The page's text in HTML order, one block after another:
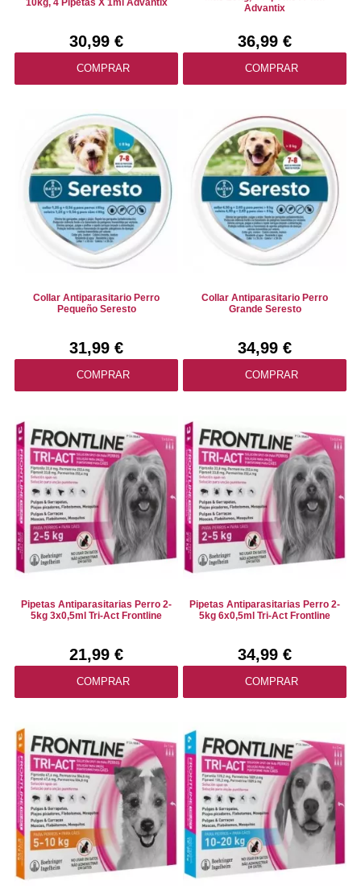
10kg, 4 Pipetas X 1ml Advantix
30,99 €
COMPRAR
Advantix
36,99 €
COMPRAR
Collar Antiparasitario Perro
Pequeño Seresto
31,99 €
COMPRAR
Collar Antiparasitario Perro
Grande Seresto
34,99 €
COMPRAR
Pipetas Antiparasitarias Perro 2-
5kg 3x0,5ml Tri-Act Frontline
21,99 €
COMPRAR
Pipetas Antiparasitarias Perro 2-
5kg 6x0,5ml Tri-Act Frontline
34,99 €
COMPRAR